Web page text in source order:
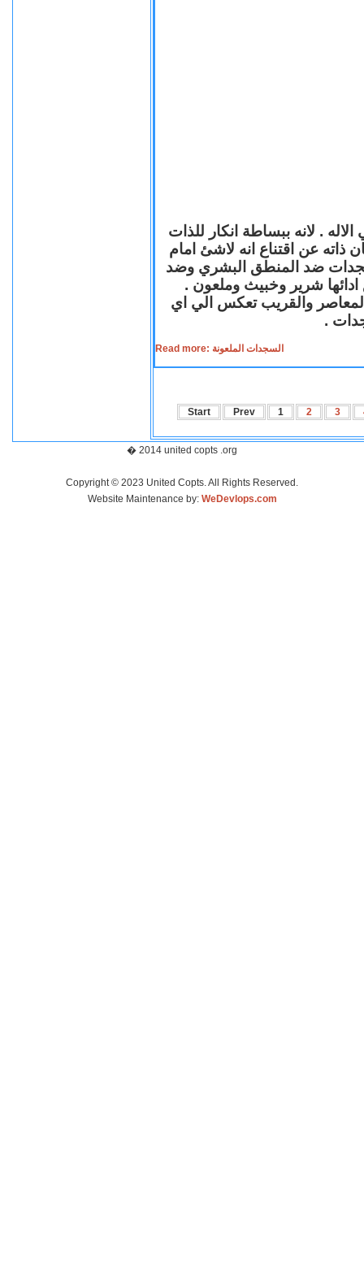
. لانه ببساطة انكار للذات
ذاته عن اقتناع انه لاشئ امام
ضد المنطق البشري وضد
ادائها شرير وخبيث وملعون .
المعاصر والقريب تعكس الي اي
.
Read more: السجدات الملعونة
Start Prev 1 2 3
� 2014 united copts .org
Copyright © 2023 United Copts. All Rights Reserved.
Website Maintenance by: WeDevlops.com